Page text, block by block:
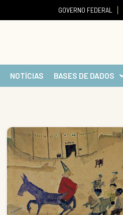
GOVERNO FEDERAL
NOTÍCIAS BASES DE DADOS